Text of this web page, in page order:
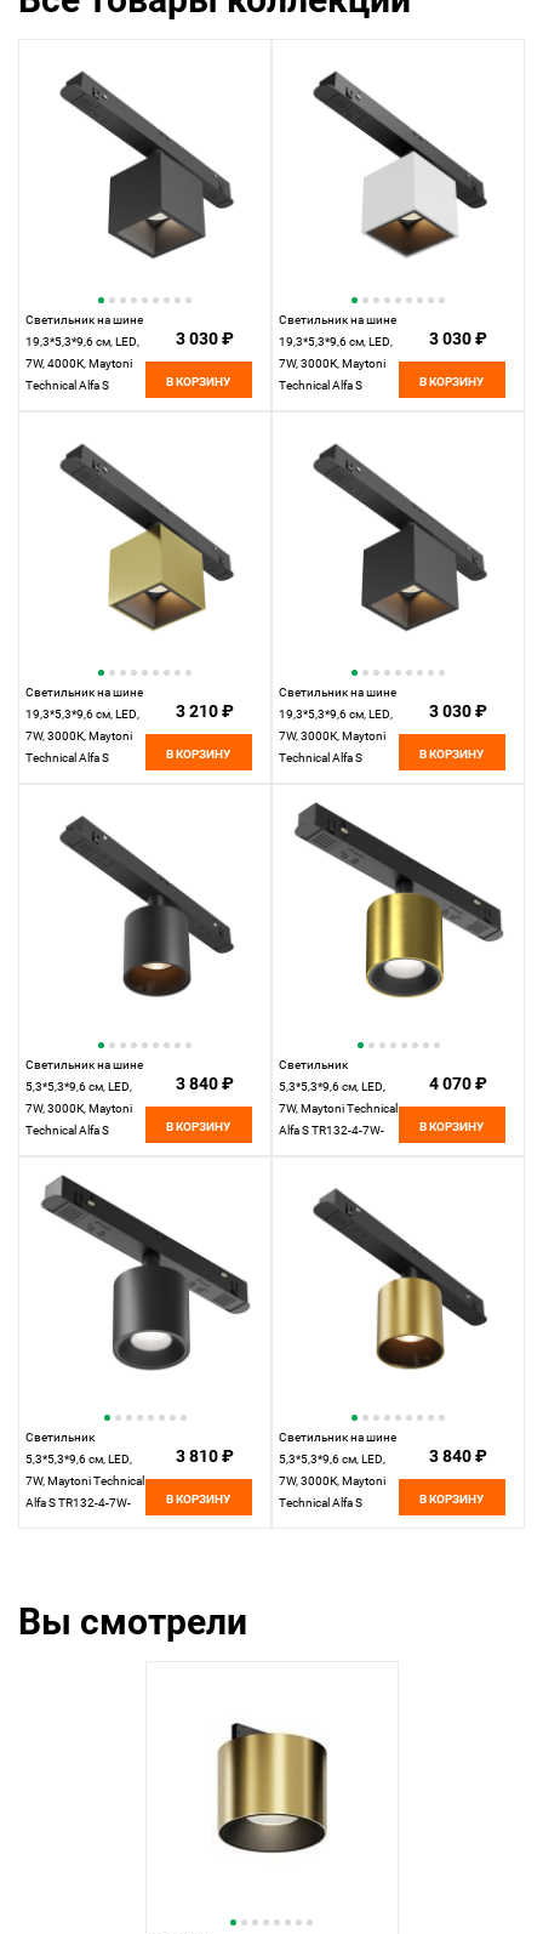
Светильник на шине
19,3*5,3*9,6 см, LED,
7W, 4000К, Maytoni
Technical Alfa S
3 030 ₽
В КОРЗИНУ
Светильник на шине
19,3*5,3*9,6 см, LED,
7W, 3000К, Maytoni
Technical Alfa S
3 030 ₽
В КОРЗИНУ
Светильник на шине
19,3*5,3*9,6 см, LED,
7W, 3000К, Maytoni
Technical Alfa S
3 210 ₽
В КОРЗИНУ
Светильник на шине
19,3*5,3*9,6 см, LED,
7W, 3000К, Maytoni
Technical Alfa S
черный
3 030 ₽
В КОРЗИНУ
Светильник на шине
5,3*5,3*9,6 см, LED,
7W, 3000К, Maytoni
Technical Alfa S
черный
3 840 ₽
В КОРЗИНУ
Светильник
5,3*5,3*9,6 см, LED,
7W, Maytoni Technical
Alfa S TR132-4-7W-
Dim Exility
4 070 ₽
В КОРЗИНУ
Светильник
5,3*5,3*9,6 см, LED,
7W, Maytoni Technical
Alfa S TR132-4-7W-
3 810 ₽
В КОРЗИНУ
Светильник на шине
5,3*5,3*9,6 см, LED,
7W, 3000К, Maytoni
Technical Alfa S
3 840 ₽
В КОРЗИНУ
Вы смотрели